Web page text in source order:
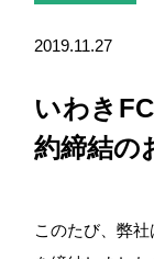
2019.11.27
いわき
約締結の
このたび、弊